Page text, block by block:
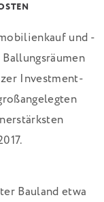
und -
Investment-
Bauland etwa